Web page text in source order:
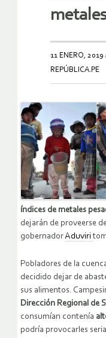
11 ENERO, 2019
REPÚBLICA.PE
índices de metales
dejarán de proveerse
gobernadorAduviri
Pobladores de la
decidido dejar de
sus alimentos.
Dirección Regional de
consumían contenía
podría provocarles